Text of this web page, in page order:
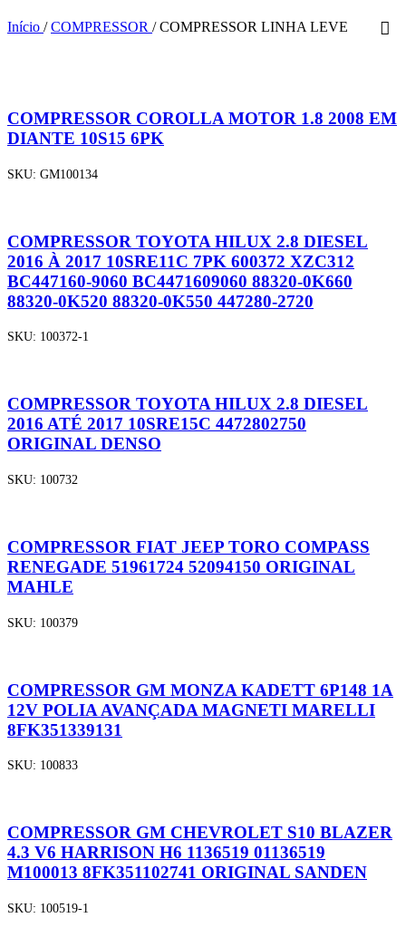
Início / COMPRESSOR / COMPRESSOR LINHA LEVE
COMPRESSOR COROLLA MOTOR 1.8 2008 EM
DIANTE 10S15 6PK
SKU: GM100134
COMPRESSOR TOYOTA HILUX 2.8 DIESEL
2016 À 2017 10SRE11C 7PK 600372 XZC312
BC447160-9060 BC4471609060 88320-0K660
88320-0K520 88320-0K550 447280-2720
SKU: 100372-1
COMPRESSOR TOYOTA HILUX 2.8 DIESEL
2016 ATÉ 2017 10SRE15C 4472802750
ORIGINAL DENSO
SKU: 100732
COMPRESSOR FIAT JEEP TORO COMPASS
RENEGADE 51961724 52094150 ORIGINAL
MAHLE
SKU: 100379
COMPRESSOR GM MONZA KADETT 6P148 1A
12V POLIA AVANÇADA MAGNETI MARELLI
8FK351339131
SKU: 100833
COMPRESSOR GM CHEVROLET S10 BLAZER
4.3 V6 HARRISON H6 1136519 01136519
M100013 8FK351102741 ORIGINAL SANDEN
SKU: 100519-1